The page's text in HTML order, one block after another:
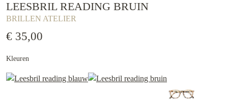
LEESBRIL READING BRUIN
BRILLEN ATELIER
€ 35,00
Kleuren